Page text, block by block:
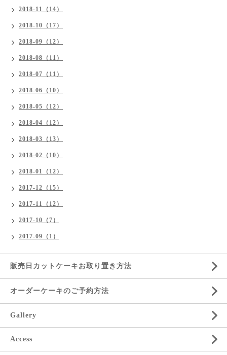
2018-11（14）
2018-10（17）
2018-09（12）
2018-08（11）
2018-07（11）
2018-06（10）
2018-05（12）
2018-04（12）
2018-03（13）
2018-02（10）
2018-01（12）
2017-12（15）
2017-11（12）
2017-10（7）
2017-09（1）
販売日カットケーキお取り置き方法
オーダーケーキのご予約方法
Gallery
Access